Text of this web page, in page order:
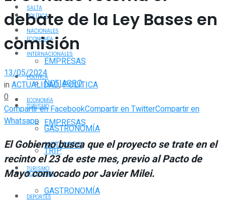
POLÍTICA
ECONOMÍA
EMPRESAS
NOTIAGRO
TURISMO
GASTRONOMÍA
TRIP
POLICIALES
DEPORTES
SALTA
NACIONALES
INTERNACIONALES
POLÍTICA
ECONOMÍA
EMPRESAS
NOTIAGRO
TURISMO
GASTRONOMÍA
debate de la Ley Bases en
comisión
13/05/2024
inACTUALIDAD,POLÍTICA
0
Compartir en FacebookCompartir en TwitterCompartir en
Whatsapp
El Gobierno busca que el proyecto se trate en el
recinto el 23 de este mes, previo al Pacto de
Mayo convocado por Javier Milei.